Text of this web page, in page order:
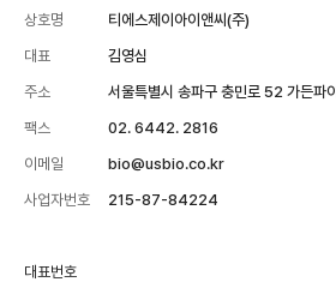
상호명
티에스제이아이앤씨(주)
대표
김영심
주소
서울특별시 송파구 충민로 52 가든파
팩스
02. 6442. 2816
이메일
bio@usbio.co.kr
사업자번호
215-87-84224
대표번호